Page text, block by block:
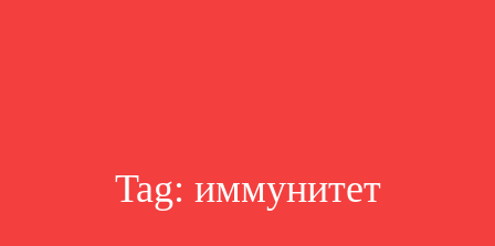
Tag: иммунитет